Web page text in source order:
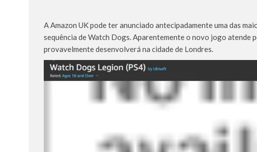
A Amazon UK pode ter anunciado antecipadamente uma das
sequência de Watch Dogs. Aparentemente o novo jogo atende
provavelmente desenvolverá na cidade de Londres.